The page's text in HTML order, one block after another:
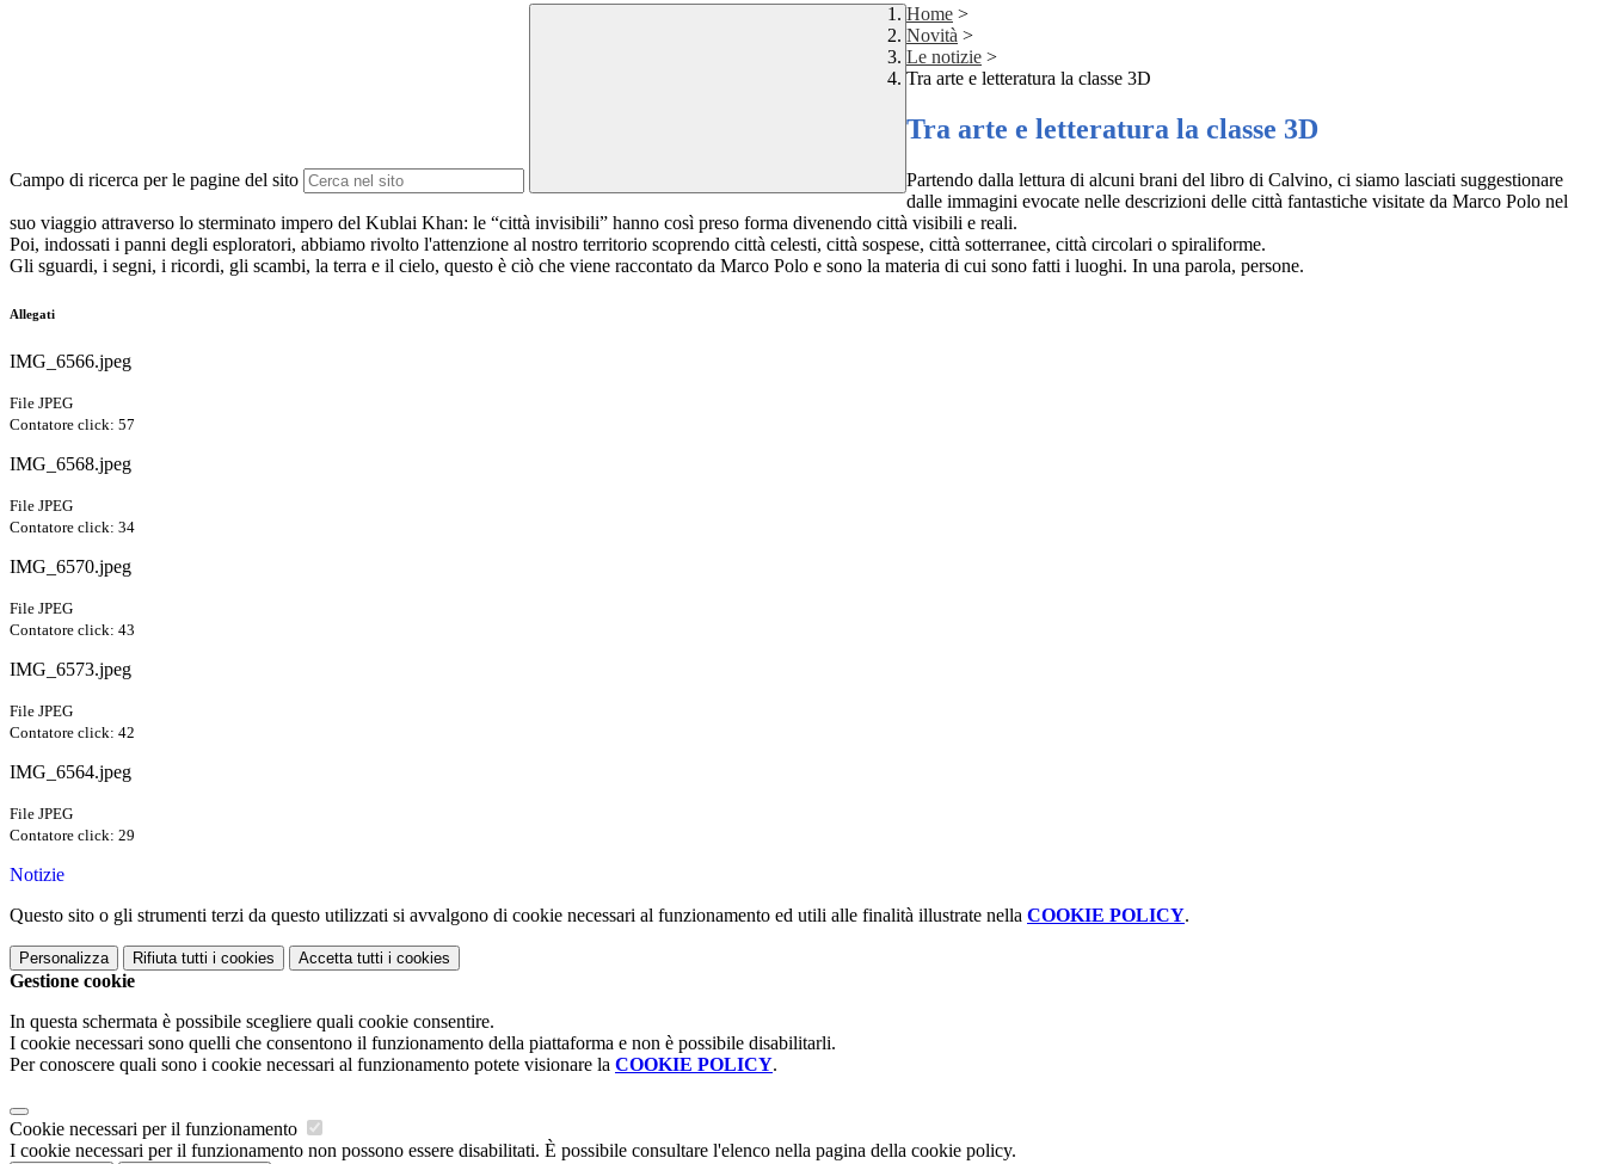
Campo di ricerca per le pagine del sito
Home >
Novità >
Le notizie >
Tra arte e letteratura la classe 3D
Tra arte e letteratura la classe 3D
Partendo dalla lettura di alcuni brani del libro di Calvino, ci siamo lasciati suggestionare
dalle immagini evocate nelle descrizioni delle città fantastiche visitate da Marco Polo nel
suo viaggio attraverso lo sterminato impero del Kublai Khan: le “città invisibili” hanno così preso forma divenendo città visibili e reali.
Poi, indossati i panni degli esploratori, abbiamo rivolto l'attenzione al nostro territorio scoprendo città celesti, città sospese, città sotterranee, città circolari o spiraliforme.
Gli sguardi, i segni, i ricordi, gli scambi, la terra e il cielo, questo è ciò che viene raccontato da Marco Polo e sono la materia di cui sono fatti i luoghi. In una parola, persone.
Allegati
IMG_6566.jpeg
File JPEG
Contatore click: 57
IMG_6568.jpeg
File JPEG
Contatore click: 34
IMG_6570.jpeg
File JPEG
Contatore click: 43
IMG_6573.jpeg
File JPEG
Contatore click: 42
IMG_6564.jpeg
File JPEG
Contatore click: 29
Notizie
Questo sito o gli strumenti terzi da questo utilizzati si avvalgono di cookie necessari al funzionamento ed utili alle finalità illustrate nella COOKIE POLICY.
Personalizza Rifiuta tutti i cookies Accetta tutti i cookies
Gestione cookie
In questa schermata è possibile scegliere quali cookie consentire.
I cookie necessari sono quelli che consentono il funzionamento della piattaforma e non è possibile disabilitarli.
Per conoscere quali sono i cookie necessari al funzionamento potete visionare la COOKIE POLICY.
Cookie necessari per il funzionamento
I cookie necessari per il funzionamento non possono essere disabilitati. È possibile consultare l'elenco nella pagina della cookie policy.